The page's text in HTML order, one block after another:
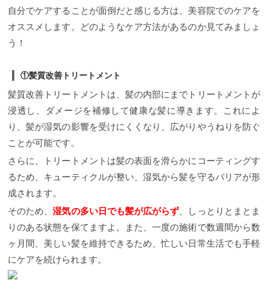
自分でケアすることが面倒だと感じる方は、美容院でのケアを
オススメします。どのようなケア方法があるのか見てみましょ
う！
①髪質改善トリートメント
髪質改善トリートメントは、髪の内部にまでトリートメントが
浸透し、ダメージを補修して健康な髪に導きます。これによ
り、髪が湿気の影響を受けにくくなり、広がりやうねりを防ぐ
ことが可能です。
さらに、トリートメントは髪の表面を滑らかにコーティングす
るため、キューティクルが整い、湿気から髪を守るバリアが形
成されます。
そのため、湿気の多い日でも髪が広がらず 、しっとりとまとま
りのある状態を保てますよ。また、一度の施術で数週間から数
ヶ月間、美しい髪を維持できるため、忙しい日常生活でも手軽
にケアを続けられます。